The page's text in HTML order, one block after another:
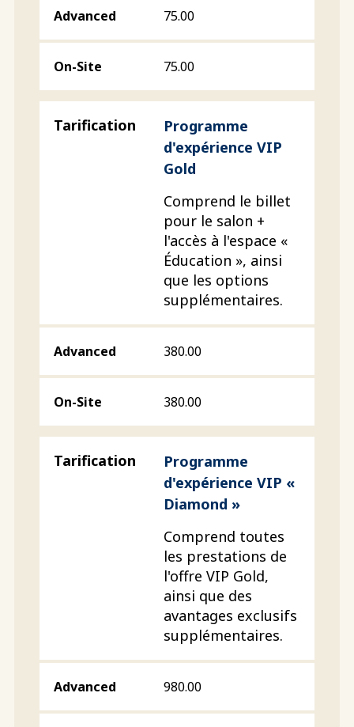
75.00
75.00
Programme
d'expérience VIP
Gold
Comprend le billet
pour le salon +
l'accès à l'espace «
Éducation », ainsi
que les options
supplémentaires.
380.00
380.00
Programme
d'expérience VIP «
Diamond »
Comprend toutes
les prestations de
l'offre VIP Gold,
ainsi que des
avantages exclusifs
supplémentaires.
980.00